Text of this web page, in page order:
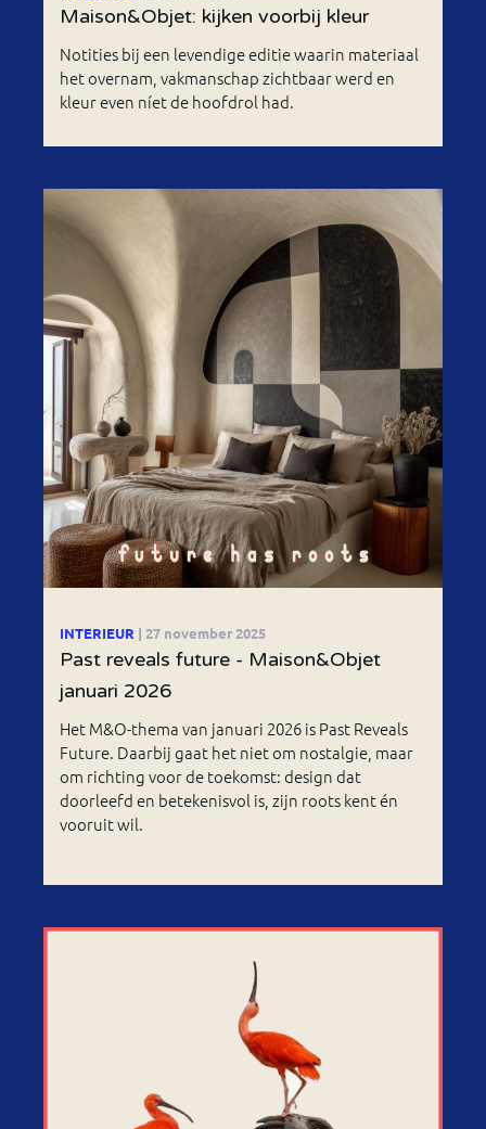
Maison&Objet: kijken voorbij kleur
Notities bij een levendige editie waarin materiaal
het overnam, vakmanschap zichtbaar werd en
kleur even níet de hoofdrol had.
INTERIEUR | 27 november 2025
Past reveals future - Maison&Objet
januari 2026
Het M&O-thema van januari 2026 is Past Reveals
Future. Daarbij gaat het niet om nostalgie, maar
om richting voor de toekomst: design dat
doorleefd en betekenisvol is, zijn roots kent én
vooruit wil.